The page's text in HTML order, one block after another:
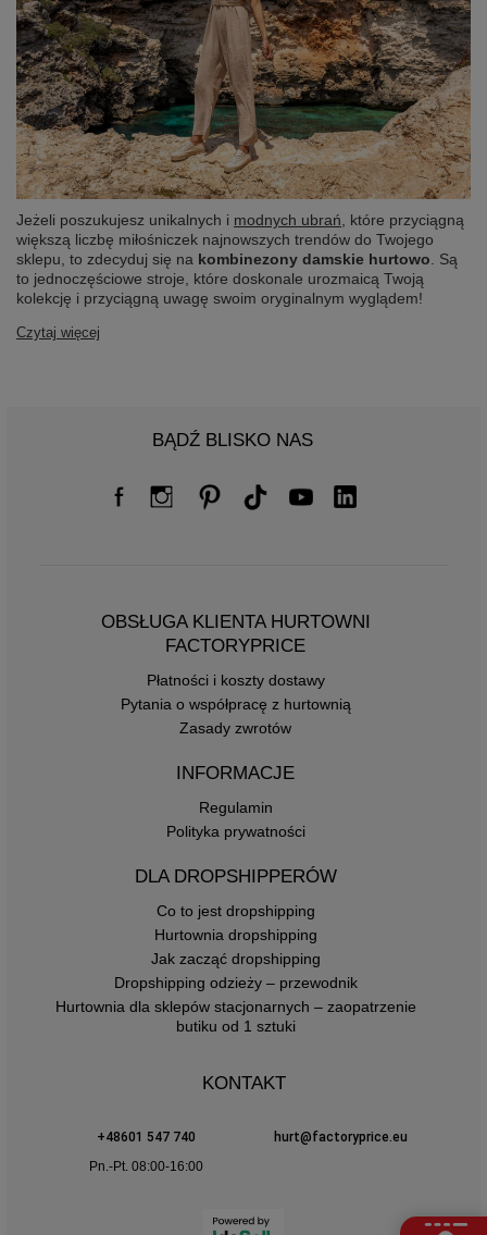
Jeżeli poszukujesz unikalnych i modnych ubrań , które przyciągną
większą liczbę miłośniczek najnowszych trendów do Twojego
sklepu, to zdecyduj się na kombinezony damskie hurtowo . Są
to jednoczęściowe stroje, które doskonale urozmaicą Twoją
kolekcję i przyciągną uwagę swoim oryginalnym wyglądem!
Czytaj więcej
BĄDŹ BLISKO NAS
OBSŁUGA KLIENTA HURTOWNI
FACTORYPRICE
Płatności i koszty dostawy
Pytania o współpracę z hurtownią
Zasady zwrotów
INFORMACJE
Regulamin
Polityka prywatności
DLA DROPSHIPPERÓW
Co to jest dropshipping
Hurtownia dropshipping
Jak zacząć dropshipping
Dropshipping odzieży – przewodnik
Hurtownia dla sklepów stacjonarnych – zaopatrzenie
butiku od 1 sztuki
KONTAKT
+48601 547 740
hurt@factoryprice.eu
Pn.-Pt. 08:00-16:00